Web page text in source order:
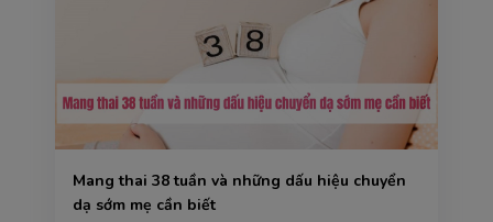
Mang thai 38 tuần và những dấu hiệu chuyển
dạ sớm mẹ cần biết